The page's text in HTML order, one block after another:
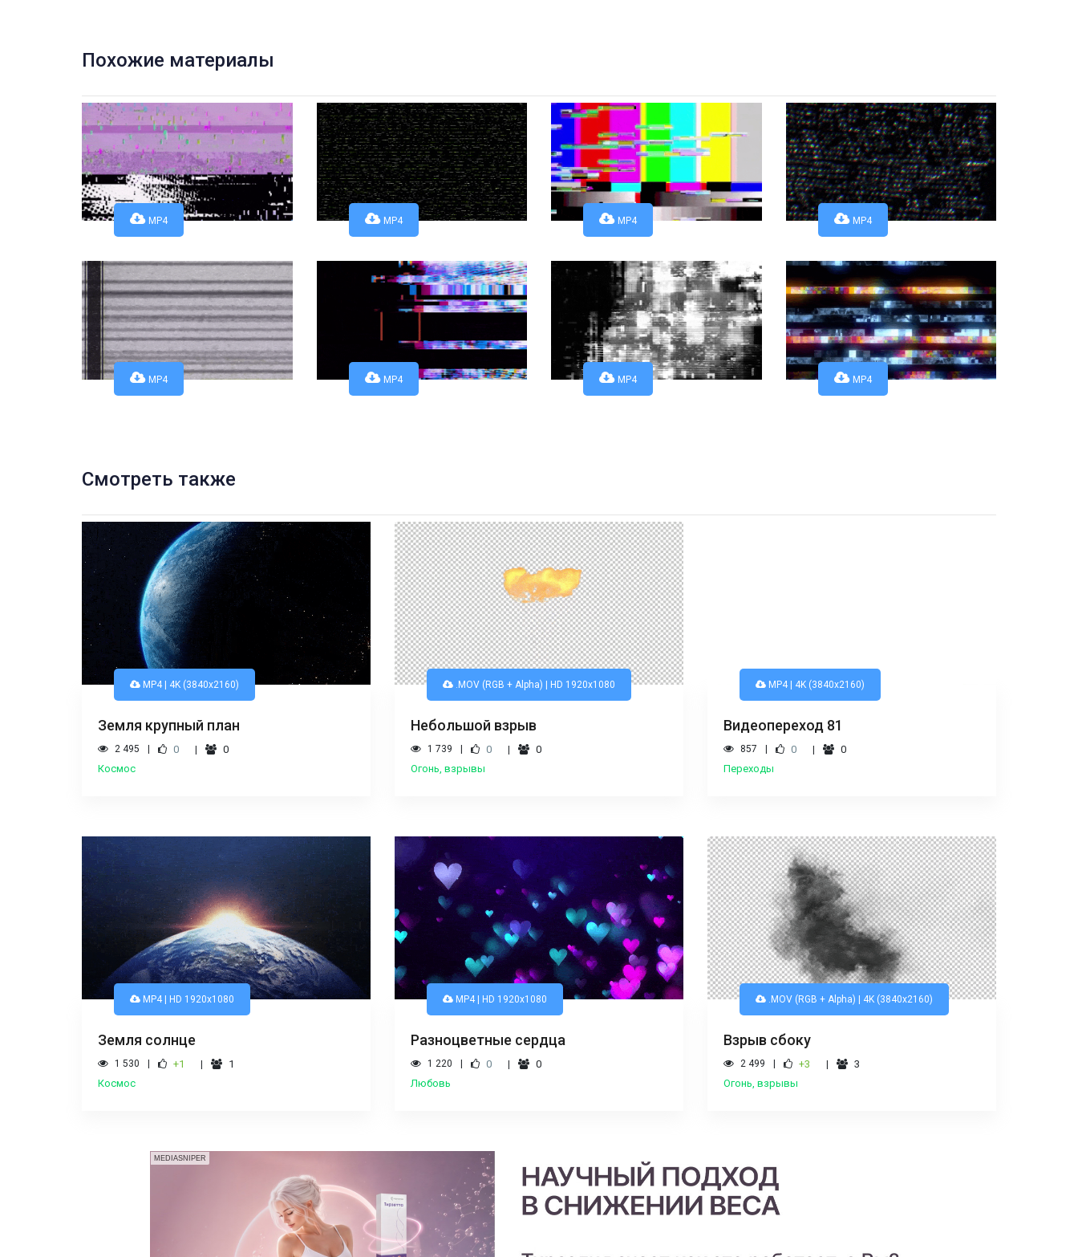
Похожие материалы
MP4 MP4 MP4 MP4
MP4 MP4 MP4 MP4
Смотреть также
MP4 | 4K (3840x2160)
Земля крупный план
2 495 0
0
Космос
.MOV (RGB + Alpha) | HD 1920x1080
Небольшой взрыв
1 739 0
0
Огонь, взрывы
MP4 | 4K (3840x2160)
Видеопереход 81
857 0
0
Переходы
MP4 | HD 1920x1080
Земля солнце
1 530 +1
1
Космос
MP4 | HD 1920x1080
Разноцветные сердца
1 220 0
0
Любовь
.MOV (RGB + Alpha) | 4K (3840x2160)
Взрыв сбоку
2 499 +3
3
Огонь, взрывы
MEDIASNIPER